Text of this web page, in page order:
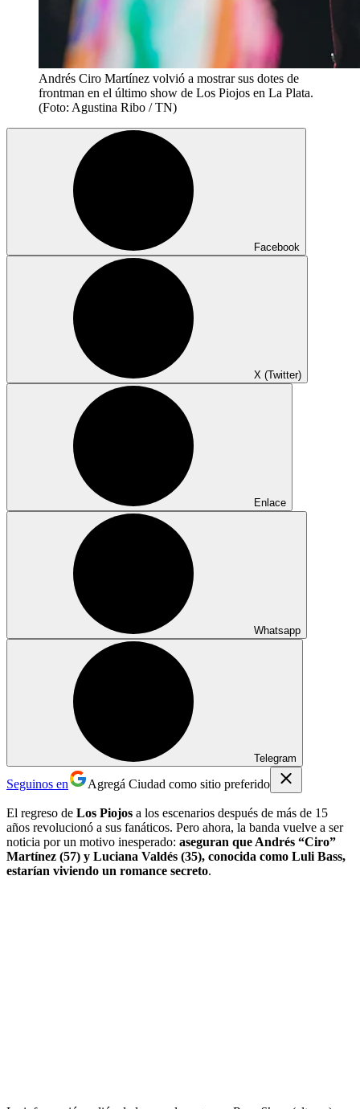
Andrés Ciro Martínez volvió a mostrar sus dotes de
frontman en el último show de Los Piojos en La Plata.
(Foto: Agustina Ribo / TN)
Facebook
X (Twitter)
Enlace
Whatsapp
Telegram
Seguinos en Agregá Ciudad como sitio preferido
El regreso de Los Piojos a los escenarios después de más de 15
años revolucionó a sus fanáticos. Pero ahora, la banda vuelve a ser
noticia por un motivo inesperado: aseguran que Andrés “Ciro”
Martínez (57) y Luciana Valdés (35), conocida como Luli Bass,
estarían viviendo un romance secreto.